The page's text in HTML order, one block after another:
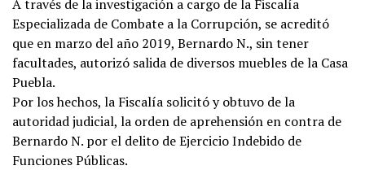
A través de la investigación a cargo de la Fiscalía
Especializada de Combate a la Corrupción, se acreditó
que en marzo del año 2019, Bernardo N., sin tener
facultades, autorizó salida de diversos muebles de la Casa
Puebla.
Por los hechos, la Fiscalía solicitó y obtuvo de la
autoridad judicial, la orden de aprehensión en contra de
Bernardo N. por el delito de Ejercicio Indebido de
Funciones Públicas.